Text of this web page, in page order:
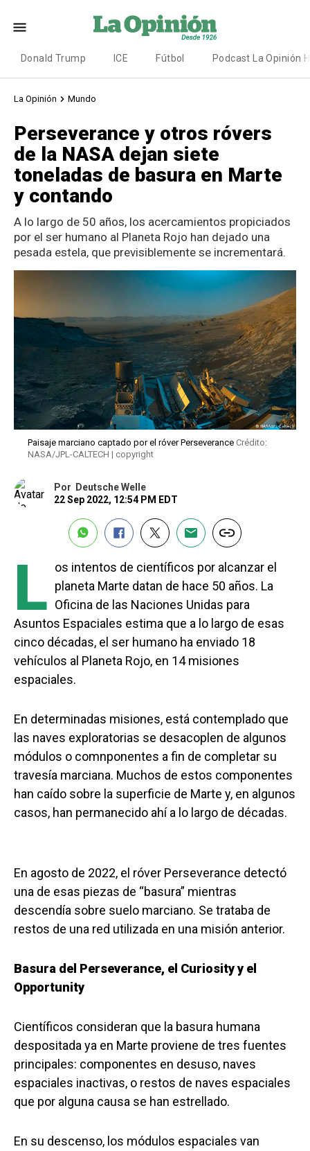
Donald Trump ICE Fútbol Podcast La Opinión
La Opinión Mundo
Perseverance y otros róvers
de la NASA dejan siete
toneladas de basura en Marte
y contando
A lo largo de 50 años, los acercamientos propiciados
por el ser humano al Planeta Rojo han dejado una
pesada estela, que previsiblemente se incrementará.
Paisaje marciano captado por el róver Perseverance Crédito:
NASA/JPL-CALTECH | copyright
Por Deutsche Welle
22 Sep 2022, 12:54 PM EDT
L os intentos de científicos por alcanzar el
planeta Marte datan de hace 50 años. La
Oficina de las Naciones Unidas para
Asuntos Espaciales estima que a lo largo de esas
cinco décadas, el ser humano ha enviado 18
vehículos al Planeta Rojo, en 14 misiones
espaciales.
En determinadas misiones, está contemplado que
las naves exploratorias se desacoplen de algunos
módulos o comnponentes a fin de completar su
travesía marciana. Muchos de estos componentes
han caído sobre la superficie de Marte y, en algunos
casos, han permanecido ahí a lo largo de décadas.
En agosto de 2022, el róver Perseverance detectó
una de esas piezas de “basura” mientras
descendía sobre suelo marciano. Se trataba de
restos de una red utilizada en una misión anterior.
Basura del Perseverance, el Curiosity y el
Opportunity
Científicos consideran que la basura humana
despositada ya en Marte proviene de tres fuentes
principales: componentes en desuso, naves
espaciales inactivas, o restos de naves espaciales
que por alguna causa se han estrellado.
En su descenso, los módulos espaciales van